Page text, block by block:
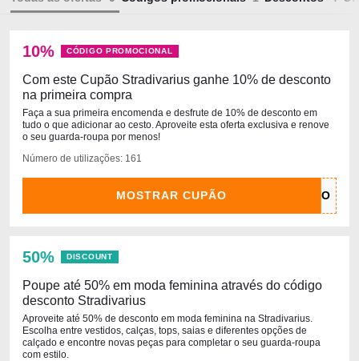
10% CÓDIGO PROMOCIONAL
Com este Cupão Stradivarius ganhe 10% de desconto
na primeira compra
Faça a sua primeira encomenda e desfrute de 10% de desconto em
tudo o que adicionar ao cesto. Aproveite esta oferta exclusiva e renove
o seu guarda-roupa por menos!
Número de utilizações: 161
MOSTRAR CUPÃO
50% DISCOUNT
Poupe até 50% em moda feminina através do código
desconto Stradivarius
Aproveite até 50% de desconto em moda feminina na Stradivarius.
Escolha entre vestidos, calças, tops, saias e diferentes opções de
calçado e encontre novas peças para completar o seu guarda-roupa
com estilo.